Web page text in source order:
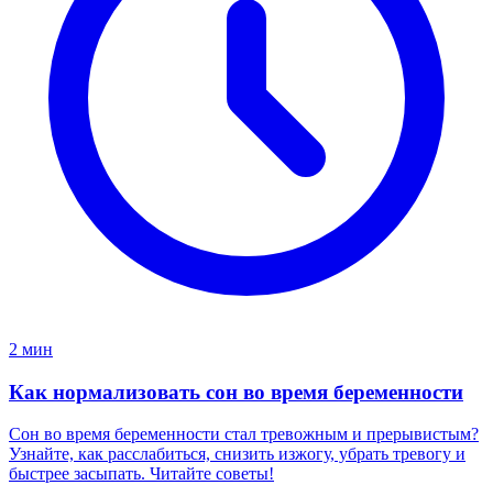
2 мин
Как нормализовать сон во время беременности
Сон во время беременности стал тревожным и прерывистым?
Узнайте, как расслабиться, снизить изжогу, убрать тревогу и
быстрее засыпать. Читайте советы!